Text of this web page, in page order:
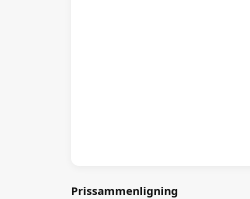
Prissammenligning